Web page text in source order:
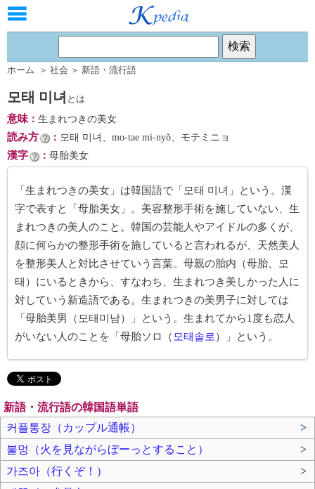
ホーム ＞ 社会 ＞ 新語・流行語
모태 미녀 とは
意味： 生まれつきの美女
読み方 ： 모태 미녀、mo-tae mi-nyŏ、モテミニョ
漢字 ： 母胎美女
「生まれつきの美女」は韓国語で「모태 미녀」という。漢
字で表すと「母胎美女」。美容整形手術を施していない、生
まれつきの美人のこと。韓国の芸能人やアイドルの多くが、
顔に何らかの整形手術を施していると言われるが、天然美人
を整形美人と対比させていう言葉。母親の胎内（母胎、모
태）にいるときから、すなわち、生まれつき美しかった人に
対していう新造語である。生まれつきの美男子に対しては
「母胎美男（모태미남）」という。生まれてから1度も恋人
がいない人のことを「母胎ソロ（ 모태솔로 ）」という。
新語・流行語の韓国語単語
커플통장（カップル通帳）
>
불멍（火を見ながらぼーっとすること）
>
가즈아（行くぞ！）
>